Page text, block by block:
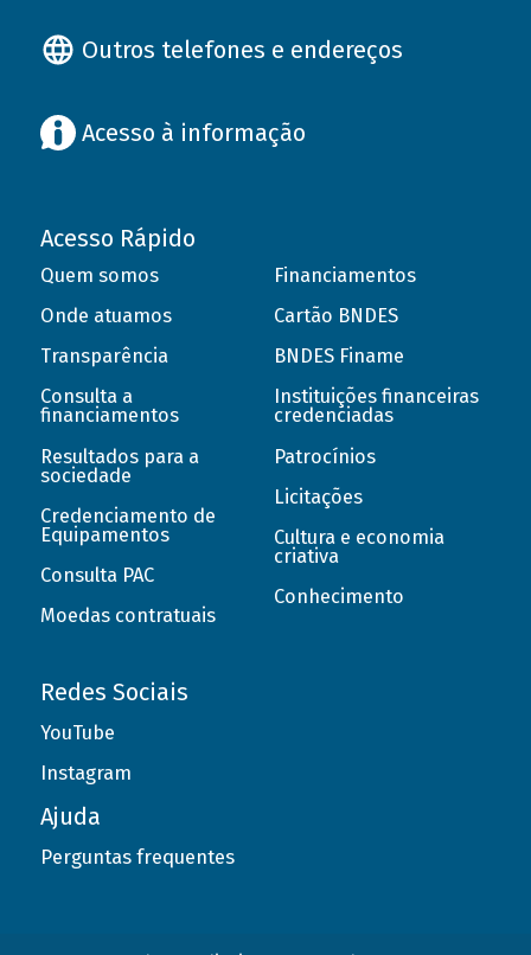
Outros telefones e endereços
Acesso à informação
Acesso Rápido
Quem somos
Onde atuamos
Transparência
Consulta a
financiamentos
Resultados para a
sociedade
Credenciamento de
Equipamentos
Consulta PAC
Moedas contratuais
Financiamentos
Cartão BNDES
BNDES Finame
Instituições financeiras
credenciadas
Patrocínios
Licitações
Cultura e economia
criativa
Conhecimento
Redes Sociais
YouTube
Instagram
Ajuda
Perguntas frequentes